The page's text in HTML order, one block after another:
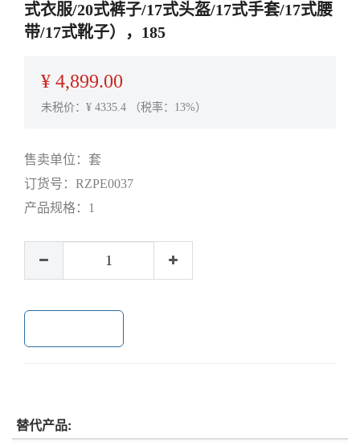
式衣服/20式裤子/17式头盔/17式手套/17式腰
带/17式靴子），185
¥ 4,899.00
未税价：¥ 4335.4 （税率：13%）
售卖单位： 套
订货号： RZPE0037
产品规格： 1
替代产品: